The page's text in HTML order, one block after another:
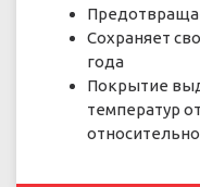
Сохраняет
года
Покрытие
температур